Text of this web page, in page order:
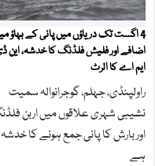
4 اگست تک دریاؤں میں پانی کے بہاؤ
اضافے اور فلیش فلڈنگ کا خدشہ، این
ایم اے کا الرٹ
راولپنڈی، جہلم، گوجرانوالہ سمیت
نشیبی شہری علاقوں میں اربن
اور بارش کا پانی جمع ہونے کا خدشہ
ہے